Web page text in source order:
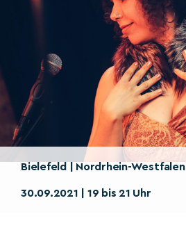
Bielefeld | Nordrhein-Westfalen
30.09.2021 | 19 bis 21 Uhr